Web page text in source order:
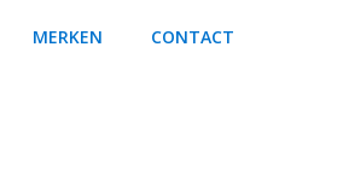
MERKEN CONTACT